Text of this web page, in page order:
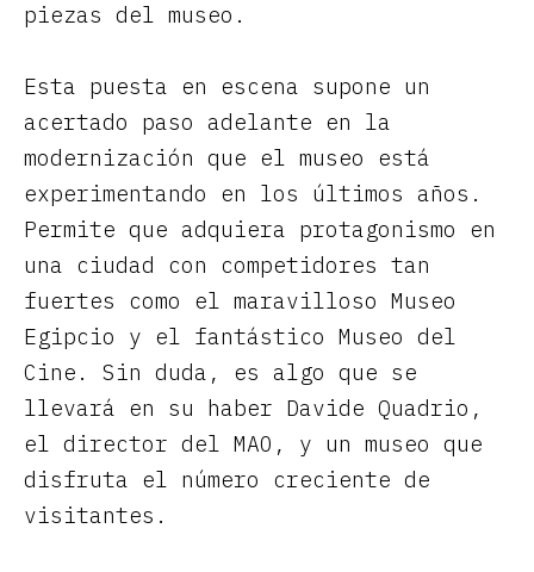
piezas del museo.
Esta puesta en escena supone un
acertado paso adelante en la
modernización que el museo está
experimentando en los últimos años.
Permite que adquiera protagonismo en
una ciudad con competidores tan
fuertes como el maravilloso Museo
Egipcio y el fantástico Museo del
Cine. Sin duda, es algo que se
llevará en su haber Davide Quadrio,
el director del MAO, y un museo que
disfruta el número creciente de
visitantes.